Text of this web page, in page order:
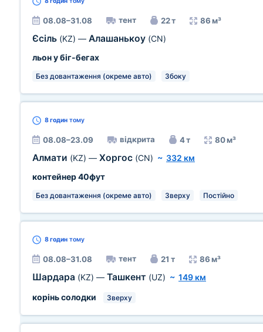
08.08–31.08 тент 22 т 86 м³
Єсіль (KZ) — Алашанькоу (CN)
льон у біг-бегах
Без довантаження (окреме авто) Збоку
8 годин тому
08.08–23.09 відкрита 4 т 80 м³
Алмати (KZ) — Хоргос (CN) ~ 332 км
контейнер 40фут
Без довантаження (окреме авто) Зверху Постійно
8 годин тому
08.08–31.08 тент 21 т 86 м³
Шардара (KZ) — Ташкент (UZ) ~ 149 км
корінь солодки
Зверху